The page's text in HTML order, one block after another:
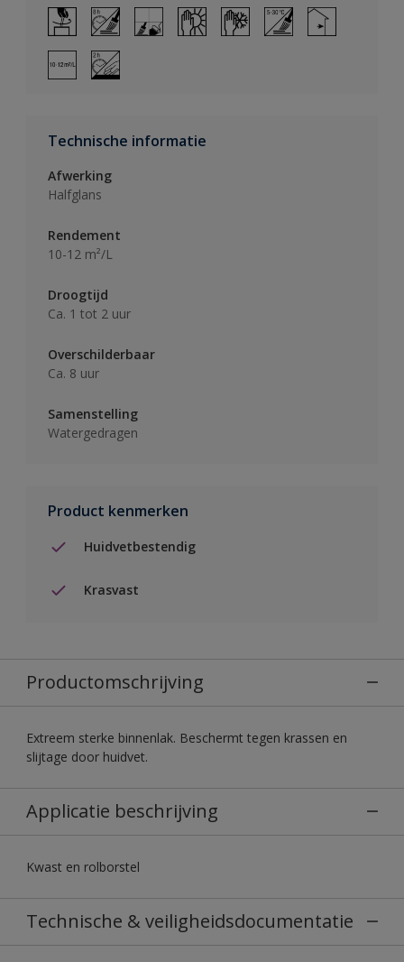
Technische informatie
Afwerking
Halfglans
Rendement
10-12 m²/L
Droogtijd
Ca. 1 tot 2 uur
Overschilderbaar
Ca. 8 uur
Samenstelling
Watergedragen
Product kenmerken
Huidvetbestendig
Krasvast
Productomschrijving
Extreem sterke binnenlak. Beschermt tegen krassen en
slijtage door huidvet.
Applicatie beschrijving
Kwast en rolborstel
Technische & veiligheidsdocumentatie